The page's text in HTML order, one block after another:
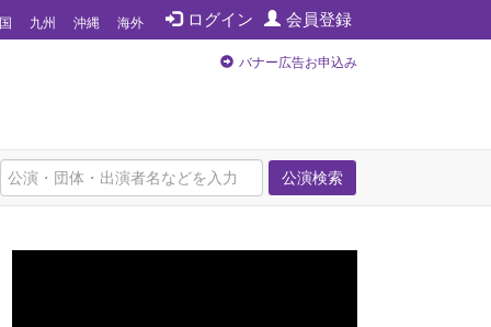
ログイン 会員登録
九州 沖縄 海外
バナー広告お申込み
公演検索